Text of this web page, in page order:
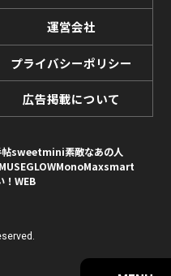
運営会社
プライバシーポリシー
広告掲載について
sweetmini素敵なあの人
GLOWMonoMaxsmart
！WEB